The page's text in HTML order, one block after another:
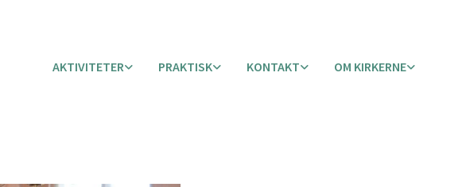
AKTIVITETER PRAKTISK KONTAKT OM KIRKERNE